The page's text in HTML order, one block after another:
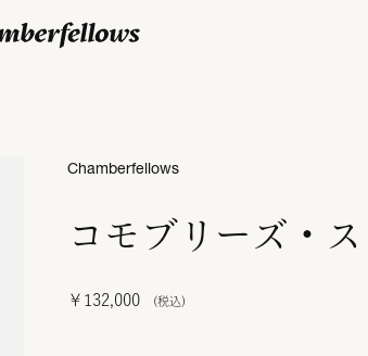
コモブリーズ・
￥132,000
Chamberfellows